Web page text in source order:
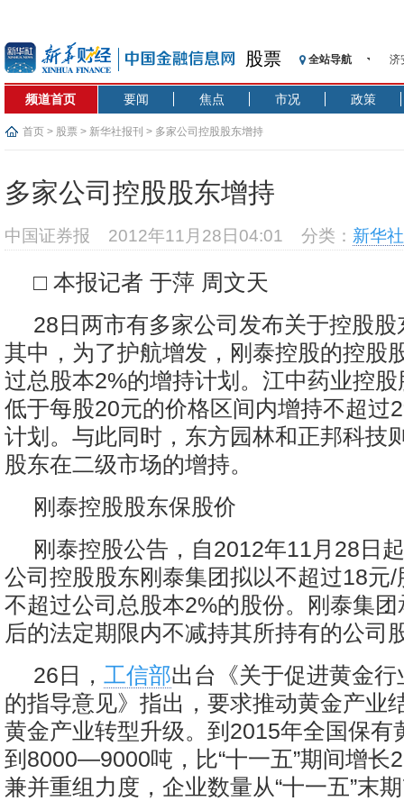
股票 全站导航
济
【
基
频道首页 要闻 焦点 市况 政策
首页 > 股票 > 新华社报刊 > 多家公司控股股东增持
多家公司控股股东增持
中国证券报 2012年11月28日04:01 分类： 新华
□ 本报记者 于萍 周文天
28日两市有多家公司发布关于控股
其中，为了护航增发，刚泰控股的控股
过总股本2%的增持计划。江中药业控
低于每股20元的价格区间内增持不超过
计划。与此同时，东方园林和正邦科技
股东在二级市场的增持。
刚泰控股股东保股价
刚泰控股公告，自2012年11月28日
公司控股股东刚泰集团拟以不超过18元
不超过公司总股本2%的股份。刚泰集
后的法定期限内不减持其所持有的公司
26日， 工信部出台《关于促进黄金
的指导意见》指出，要求推动黄金产业
黄金产业转型升级。到2015年全国保有
到8000—9000吨，比“十一五”期间增长
兼并重组力度，企业数量从“十一五”末